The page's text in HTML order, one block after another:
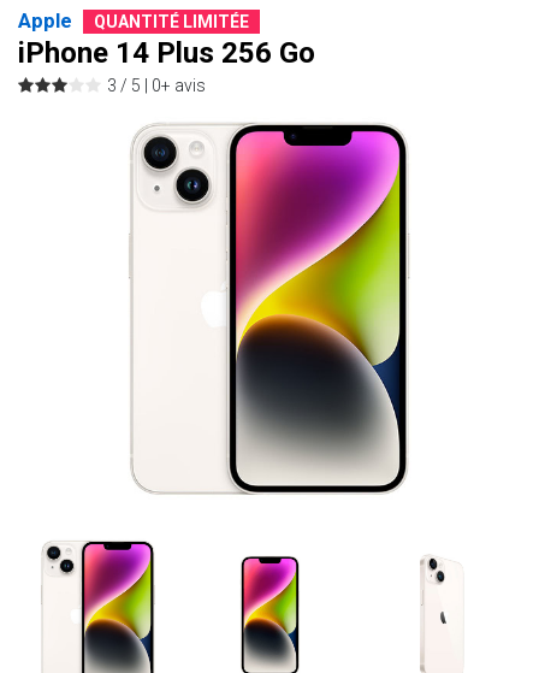
Apple QUANTITÉ LIMITÉE
iPhone 14 Plus 256 Go
3 / 5 | 0+ avis